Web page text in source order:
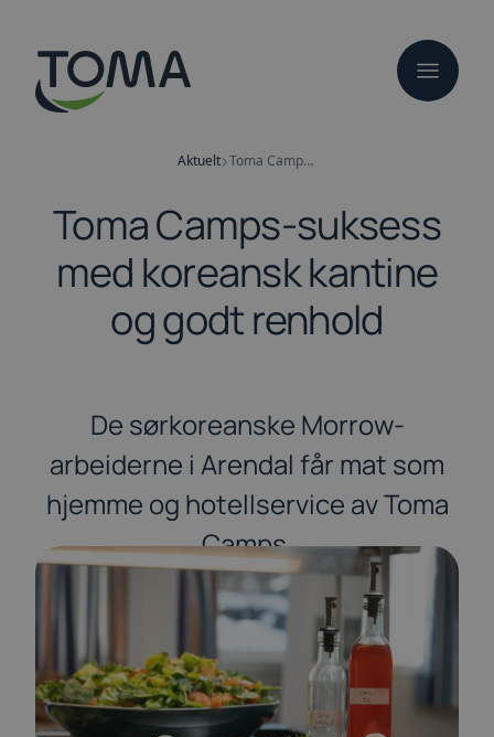
hovedinnhold
Aktuelt Toma Camps-suksess med koreansk kantine og godt renhold
Toma Camps-suksess
med koreansk kantine
og godt renhold
De sørkoreanske Morrow-
arbeiderne i Arendal får mat som
hjemme og hotellservice av Toma
Camps.